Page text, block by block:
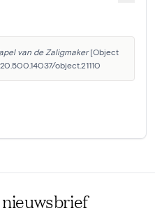
van de Zaligmaker [Object
object.21110